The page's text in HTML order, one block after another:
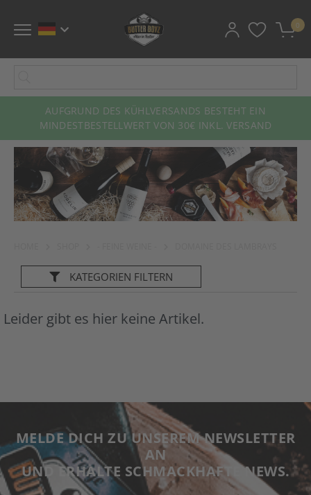
0
AUFGRUND DES KÜHLVERSANDS BESTEHT EIN
MINDESTBESTELLWERT VON 30€ INKL. VERSAND
KATEGORIEN FILTERN
Leider gibt es hier keine Artikel.
MELDE DICH ZU UNSEREM NEWSLETTER
AN
UND ERHALTE SCHMACKHAFTE NEWS.